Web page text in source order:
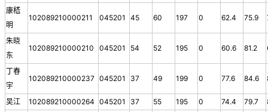
康嵇
明
102089210000211 045201 45 60 197 0 62.4 75.9
朱晓
东
102089210000210 045201 54 52 195 0 60.6 81.2
丁春
宇
102089210000237 045201 37 49 199 0 77.6 84.6
吴江 102089210000264 045201 37 55 195 0 74.4 79.7